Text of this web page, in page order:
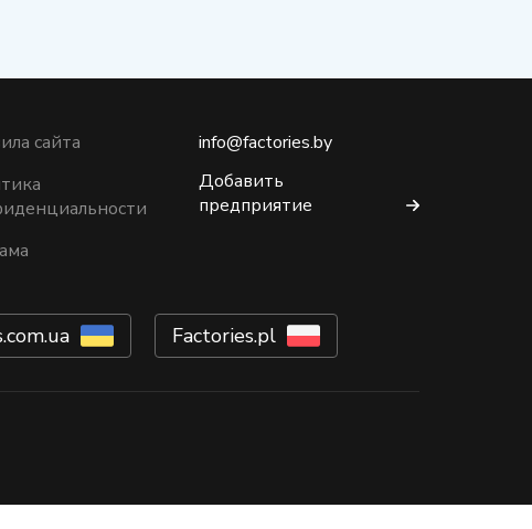
сайта
info@factories.by
Добавить
предприятие
Factories.pl